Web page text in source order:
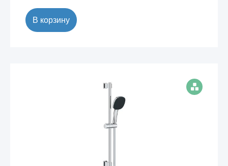
В корзину